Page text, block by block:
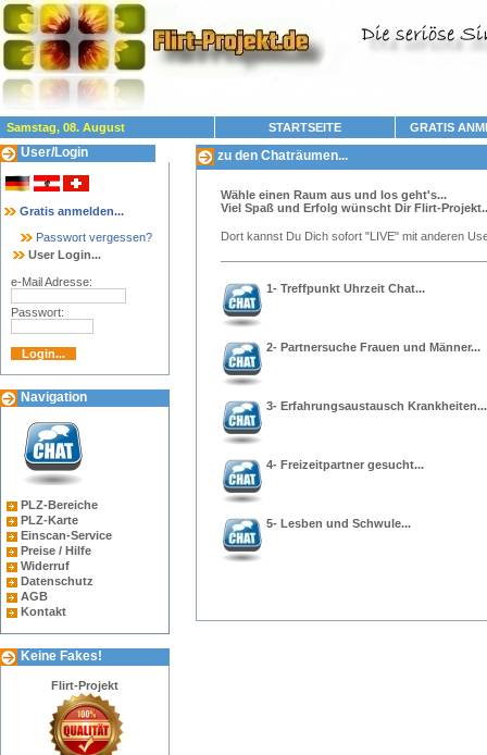
Samstag, 08. August STARTSEITE GRATIS
User/Login
Gratis anmelden...
Passwort vergessen?
User Login...
e-Mail Adresse:
Passwort:
Navigation
PLZ-Bereiche
PLZ-Karte
Einscan-Service
Preise / Hilfe
Widerruf
Datenschutz
AGB
Kontakt
Keine Fakes!
Flirt-Projekt
zu den Chaträumen...
Wähle einen Raum aus und los geht's...
Viel Spaß und Erfolg wünscht Dir Flirt-
Dort kannst Du Dich sofort "LIVE" mit anderen
1- Treffpunkt Uhrzeit Chat...
2- Partnersuche Frauen und Männer...
3- Erfahrungsaustausch Krankheiten...
4- Freizeitpartner gesucht...
5- Lesben und Schwule...